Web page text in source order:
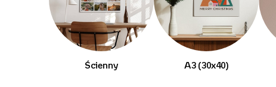
Ścienny A3 (30x40)